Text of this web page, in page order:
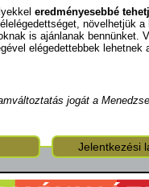
eredményesebbé
növelhetjük
is ajánlanak bennünket.
elégedettebbek lehetnek
jogát a
Jelentkezési